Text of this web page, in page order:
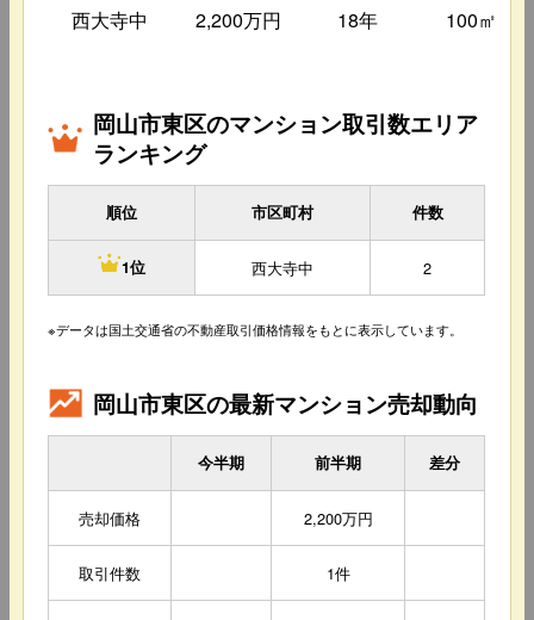
西大寺中 2,200万円 18年 100㎡
岡山市東区のマンション取引数エリア
ランキング
順位 市区町村 件数
1位 西大寺中 2
※データは国土交通省の不動産取引価格情報をもとに表示しています。
岡山市東区の最新マンション売却動向
今半期 前半期 差分
売却価格 2,200万円
取引件数 1件